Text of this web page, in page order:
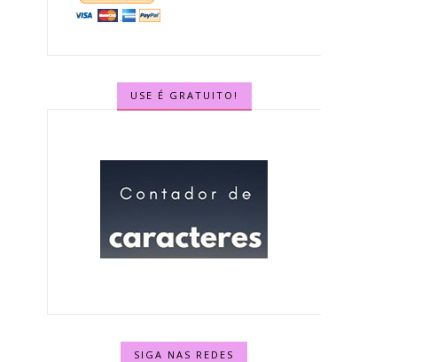
USE É GRATUITO!
SIGA NAS REDES